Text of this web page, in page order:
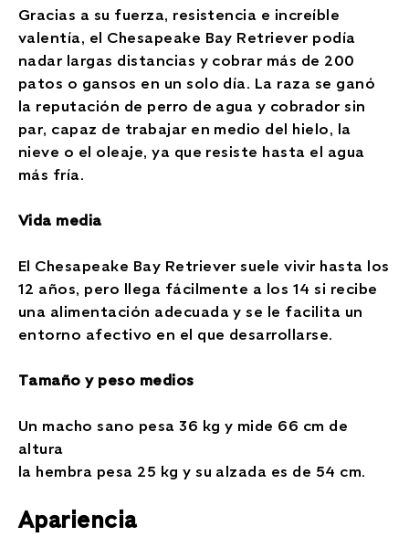
Gracias a su fuerza, resistencia e increíble
valentía, el Chesapeake Bay Retriever podía
nadar largas distancias y cobrar más de 200
patos o gansos en un solo día. La raza se ganó
la reputación de perro de agua y cobrador sin
par, capaz de trabajar en medio del hielo, la
nieve o el oleaje, ya que resiste hasta el agua
más fría.
Vida media
El Chesapeake Bay Retriever suele vivir hasta los
12 años, pero llega fácilmente a los 14 si recibe
una alimentación adecuada y se le facilita un
entorno afectivo en el que desarrollarse.
Tamaño y peso medios
Un macho sano pesa 36 kg y mide 66 cm de
altura
la hembra pesa 25 kg y su alzada es de 54 cm.
Apariencia